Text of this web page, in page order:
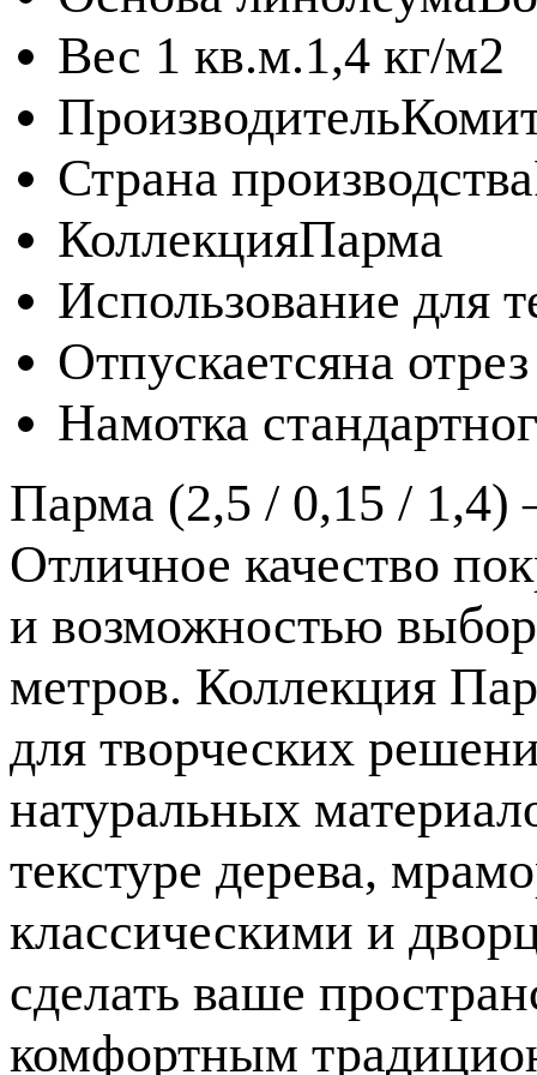
Вес 1 кв.м.1,4 кг/м2
Производитель
Страна производства
КоллекцияПарма
Использование для
Отпускаетсяна отрез
Намотка
Парма (2,5 / 0,15 / 1,4)
Отличное качество
и возможностью
метров. Коллекция
для творческих
натуральных
текстуре дерева,
классическими и
сделать ваше
комфортным